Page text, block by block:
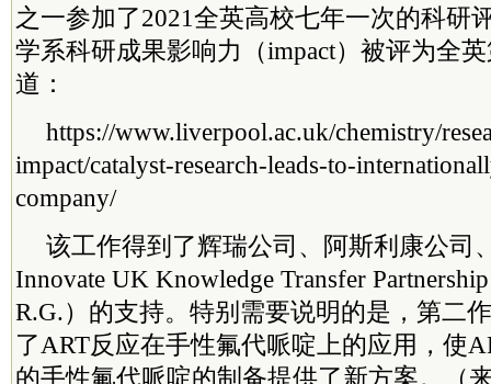
之一参加了2021全英高校七年一次的科研
学系科研成果影响力（impact）被评为全
道：
https://www.liverpool.ac.uk/chemistry/
impact/catalyst-research-leads-to-international
company/
该工作得到了辉瑞公司、阿斯利康公司
Innovate UK Knowledge Transfer
R.G.）的支持。特别需要说明的是，第二
了ART反应在手性氟代哌啶上的应用，使
的手性氟代哌啶的制备提供了新方案。（